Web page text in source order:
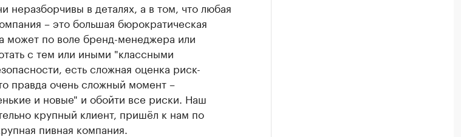
неразборчивы в деталях, а в том, что любая
– это большая бюрократическая
может по воле бренд-менеджера или
с тем или иными "классными
есть сложная оценка риск-
правда очень сложный момент –
и новые" и обойти все риски. Наш
крупный клиент, пришёл к нам по
пивная компания.